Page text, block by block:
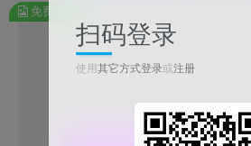
1/3
免费图片
扫码登录
使用其它方式登录或注册